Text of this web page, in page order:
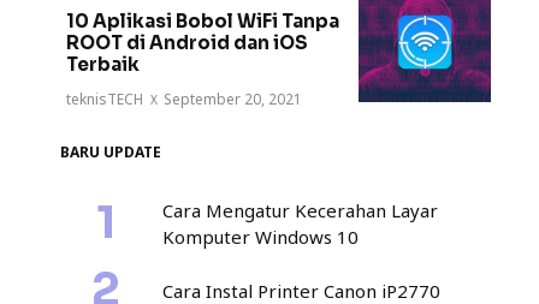
10 Aplikasi Bobol WiFi Tanpa
ROOT di Android dan iOS
Terbaik
teknisTECH · September 20, 2021
BARU UPDATE
Cara Mengatur Kecerahan Layar
Komputer Windows 10
Cara Instal Printer Canon iP2770